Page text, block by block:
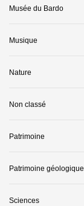
Musée du Bardo
Musique
Nature
Non classé
Patrimoine
Patrimoine géologique
Sciences